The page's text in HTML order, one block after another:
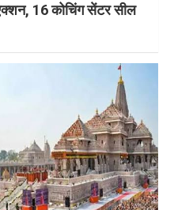
16 कोचिंग सेंटर सील